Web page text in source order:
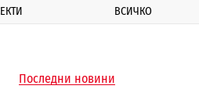
ВСИЧКО
Последни новини